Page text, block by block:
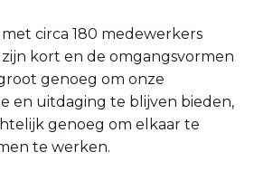
circa 180 medewerkers
kort en de omgangsvormen
genoeg om onze
en uitdaging te blijven bieden,
genoeg om elkaar te
te werken.